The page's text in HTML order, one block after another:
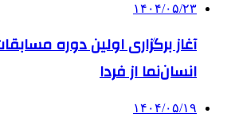
۱۴۰۴/۰۵/۲۳
آغاز برگزاری اولین دوره
انسان‌نما از فردا
۱۴۰۴/۰۵/۱۹